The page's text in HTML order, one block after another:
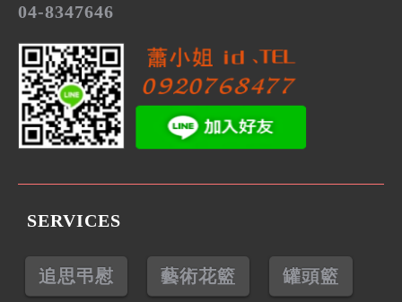
04-8347646
SERVICES
追思弔慰 藝術花籃 罐頭籃